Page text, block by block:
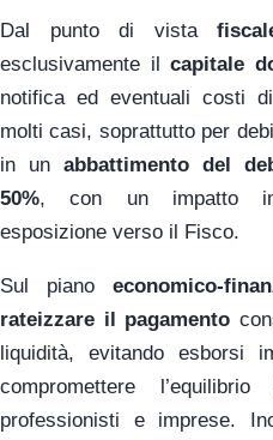
Dal punto di vista
esclusivamente ilcapitale
notifica ed eventuali costi
molti casi, soprattutto per
in un abbattimento del
50%, con un impatto
esposizione verso il Fisco.
Sul pianoeconomico-
rateizzare il pagamento
liquidità, evitando esborsi
compromettere
professionisti e imprese.